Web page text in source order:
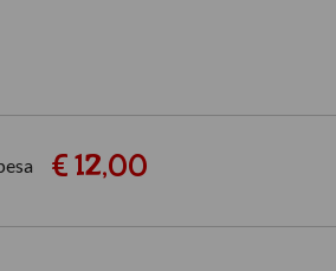
€ 12,00